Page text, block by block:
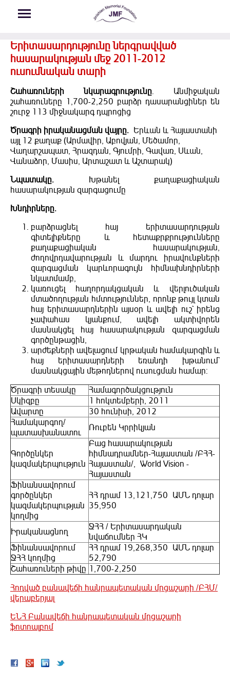
Երիտասարդությունը ներգրավված
հասարակության մեջ 2011-2012
ուսումնական տարի
Շահառուների նկարագրությունը. Անմիջական
շահառուները 1,700-2,250 բարձր դասարանցիներ են
շուրջ 113 միջնակարգ դպրոցից
Ծրագրի իրականացման վայրը. Երևան և Հայաստանի
այլ 12 քաղաք (Արմավիր, Աբովյան, Մեծամոր,
Վաղարշապատ, Հրազդան, Գյումրի, Գավառ, Սևան,
Վանաձոր, Մասիս, Արտաշատ և Աշտարակ)
Նպատակը. Խթանել քաղաքացիական
հասարակության զարգացումը
Խնդիրները.
բարձրացնել հայ երիտասարդության
գիտելիքները և հետաքրքրությունները
քաղաքացիական հասարակության,
ժողովրդավարության և մարդու իրավունքների
զարգացման կարևորագույն հիմնախնդիրների
նկատմամբ,
կառուցել հաղորդակցական և վերլուծական
մտածողության հմտություններ, որոնք թույլ կտան
հայ երիտասարդներին այսօր և ավելի ուշ` իրենց
չափահաս կյանքում, ավելի ակտիվորեն
մասնակցել հայ հասարակության զարգացման
գործընթացին,
արժեքների ավելացում կրթական համակարգին և
հայ երիտասարդների եռանդի խթանում`
մասնակցային մեթոդներով ուսուցման համար:
Ծրագրի տեսակը
Համագործակցություն
Սկիզբը
1 հոկտեմբերի, 2011
Ավարտը
30 հունիսի, 2012
Համակարգող/
պատասխանատու
Ռուբեն Կրրիկյան
Գործընկեր
կազմակերպություն
Բաց հասարակության
հիմնադրամներ-Հայաստան /ԲՀՀ-
Հայաստան/, World Vision -
Հայաստան
Ֆինանսավորում
գործընկեր
կազմակերպության
կողմից
ՀՀ դրամ 13,121,750 ԱՄՆ դոլար
35,950
Իրականացնող
ՋՀՀ / Երիտասարդական
նվաճումներ ՀԿ
Ֆինանսավորում
ՋՀՀ կողմից
ՀՀ դրամ 19,268,350 ԱՄՆ դոլար
52,790
Շահառուների թիվը 1,700-2,250
Հոդված բանավեճի հանրապետական մրցաշարի /ԲՀՄ/
վերաբերյալ
ԵՆՀ Բանավեճի հանրապետական մրցաշարի
ֆոտոալբոմ